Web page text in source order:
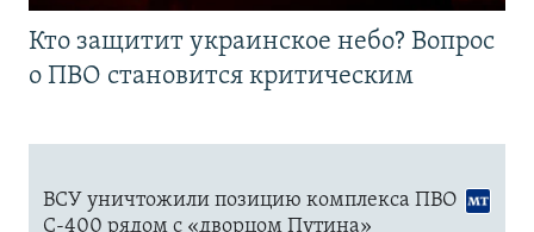
Кто защитит украинское небо? Вопрос
о ПВО становится критическим